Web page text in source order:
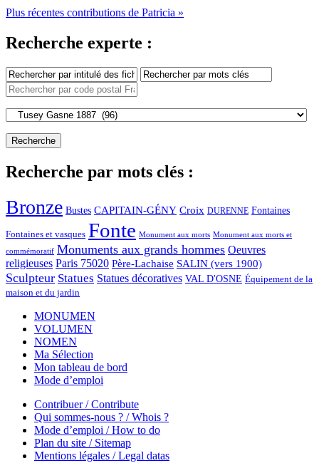
Plus récentes contributions de Patricia »
Recherche experte :
Recherche par mots clés :
Bronze Bustes CAPITAIN-GÉNY Croix DURENNE Fontaines
Fontaines et vasques Fonte Monument aux morts Monument aux morts et
commémoratif Monuments aux grands hommes Oeuvres
religieuses Paris 75020 Père-Lachaise SALIN (vers 1900)
Sculpteur Statues Statues décoratives VAL D'OSNE Équipement de la
maison et du jardin
MONUMEN
VOLUMEN
NOMEN
Ma Sélection
Mon tableau de bord
Mode d’emploi
Contribuer / Contribute
Qui sommes-nous ? / Whois ?
Mode d’emploi / How to do
Plan du site / Sitemap
Mentions légales / Legal datas